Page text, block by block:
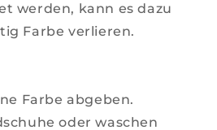
werden, kann es dazu
Farbe verlieren.
Farbe abgeben.
oder waschen